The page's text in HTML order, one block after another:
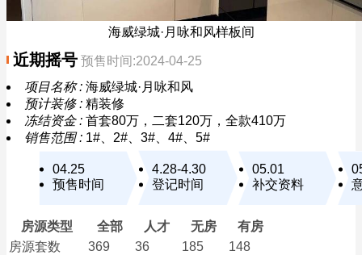
海威绿城·月咏和风样板间
近期摇号 预售时间:2024-04-25
项目名称 : 海威绿城·月咏和风
预计装修 : 精装修
冻结资金 : 首套80万，二套120万，全款410万
销售范围 : 1#、2#、3#、4#、5#
04.25
预售时间
4.28-4.30
登记时间
05.01
补交资料
房源类型 全部 人才 无房
有房
房源套数
369 36 185
148